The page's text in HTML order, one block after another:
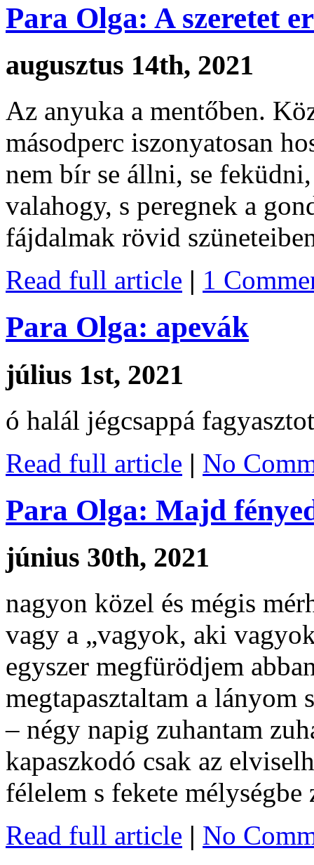
Para Olga: A szeretet
augusztus 14th, 2021
Az anyuka a mentőben.
másodperc iszonyatosan
nem bír se állni, se
valahogy, s peregnek a
fájdalmak rövid
Read full article | 1
Para Olga: apevák
július 1st, 2021
ó halál jégcsappá
Read full article | No
Para Olga: Majd
június 30th, 2021
nagyon közel és mégis
vagy a „vagyok, aki
egyszer megfürödjem
megtapasztaltam a
– négy napig zuhantam
kapaszkodó csak az
félelem s fekete mélységbe
Read full article | No